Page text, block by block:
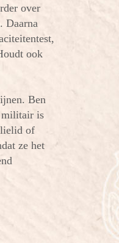
over
Daarna
ook
Ben
militair is
of
ze het